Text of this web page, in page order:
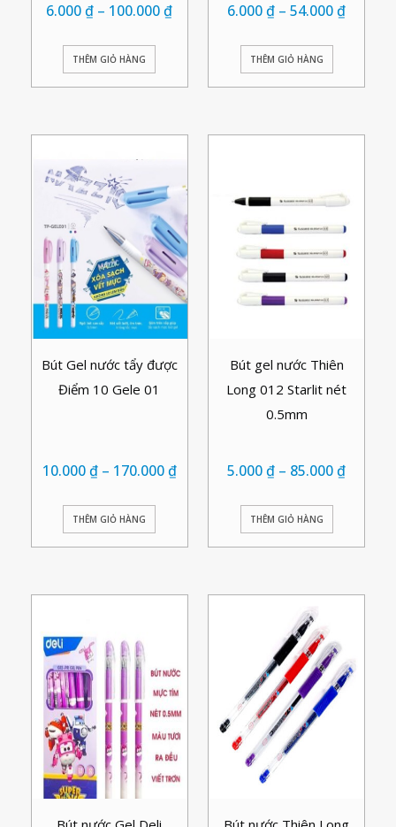
6.000₫ – 100.000₫
THÊM GIỎ HÀNG
6.000₫ –54.000₫
THÊM GIỎ HÀNG
Bút Gel nước tẩy được
Điểm 10 Gele 01
10.000₫– 170.000₫
THÊM GIỎ HÀNG
Bút gel nước Thiên
Long 012 Starlit nét
0.5mm
5.000₫ – 85.000₫
THÊM GIỎ HÀNG